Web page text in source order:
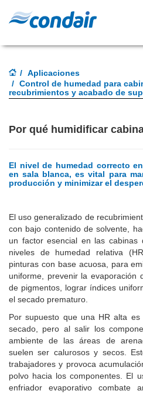
Aplicaciones
Control de humedad para
recubrimientos y acabado de
Por qué humidificar
El nivel de humedad correcto
en sala blanca, es vital para
producción y minimizar el
El uso generalizado de
con bajo contenido de solvente,
un factor esencial en las cabinas
niveles de humedad relativa
pinturas con base acuosa, para
uniforme, prevenir la evaporación
de pigmentos, lograr índices
el secado prematuro.
Por supuesto que una HR alta
secado, pero al salir los
ambiente de las áreas de
suelen ser calurosos y secos.
trabajadores y provoca
polvo hacia los componentes. El
enfriador evaporativo combate